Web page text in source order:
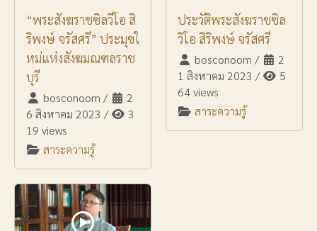
“พระสังฆราชซิลวีโอ สิ
ริพงษ์ จรัสศรี” ประมุขใ
หม่แห่งสังฆมณฑลราช
บุรี
bosconoom /
2
6 สิงหาคม 2023 /
3
19 views
สาระความรู้
ประวัติพระสังฆราชซิล
วิโอ สิริพงษ์ จรัสศรี
bosconoom /
2
1 สิงหาคม 2023 /
5
64 views
สาระความรู้